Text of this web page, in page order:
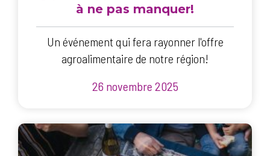
à ne pas manquer!
Un événement qui fera rayonner l'offre
agroalimentaire de notre région!
26 novembre 2025